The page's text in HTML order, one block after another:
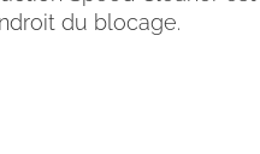
du blocage.